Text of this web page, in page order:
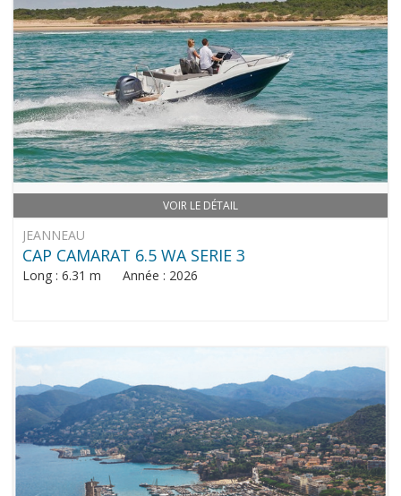
VOIR LE DÉTAIL
JEANNEAU
CAP CAMARAT 6.5 WA SERIE 3
Long : 6.31 m Année : 2026